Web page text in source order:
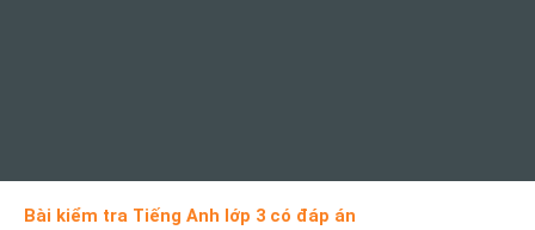
Bài kiểm tra Tiếng Anh lớp 3 có đáp án